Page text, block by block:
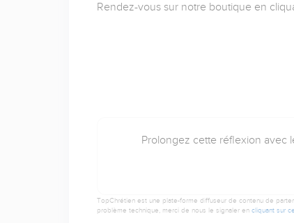
Rendez-vous sur notre boutique en
Prolongez cette réflexion avec
TopChrétien est une plate-forme diffuseur de contenu de
problème technique, merci de nous le signaler en cliquant sur